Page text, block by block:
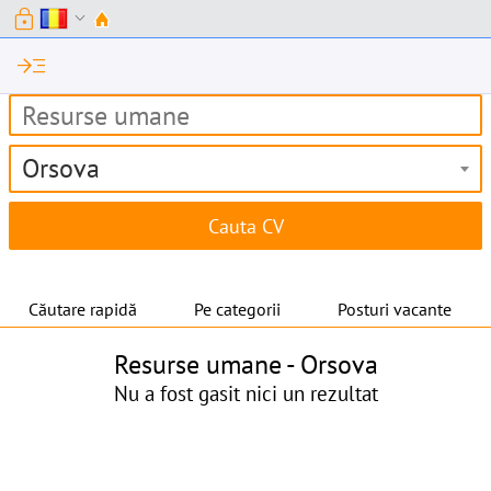
lock expand_more
read_more
Orsova
Căutare rapidă Pe categorii Posturi vacante
Resurse umane -Orsova
Nu a fost gasit nici un rezultat